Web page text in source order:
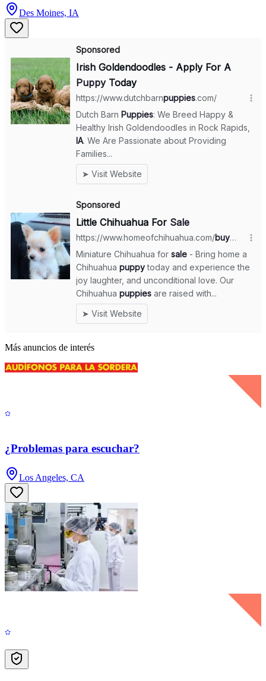
Des Moines, IA
Más anuncios de interés
¿Problemas para escuchar?
Los Angeles, CA